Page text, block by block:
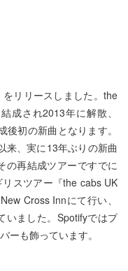
リリースしました。the
成され2013年に解散、
初の新曲となります。
来、実に13年ぶりの新曲
の再結成ツアーですでに
スツアー『the cabs UK
Cross Innにて行い、
いました。Spotifyではプ
ーも飾っています。